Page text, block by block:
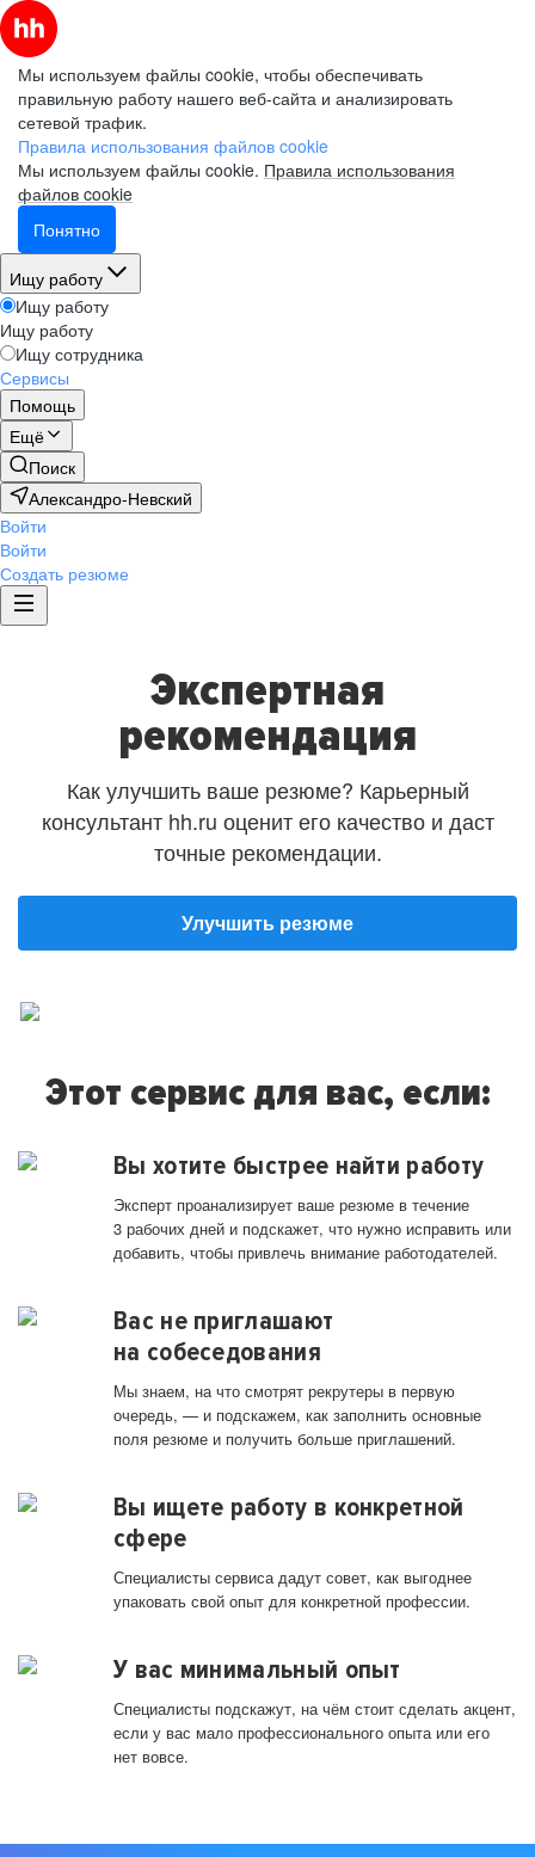
Мы используем файлы cookie, чтобы обеспечивать
правильную работу нашего веб-сайта и анализировать
сетевой трафик.
Правила использования файлов cookie
Мы используем файлы cookie. Правила использования
файлов cookie
Понятно
Ищу работу
Ищу работу
Ищу работу
Ищу сотрудника
Сервисы
Помощь
Ещё
Поиск
Александро-Невский
Войти
Войти
Создать резюме
Экспертная
рекомендация
Как улучшить ваше резюме? Карьерный
консультант hh.ru оценит его качество и даст
точные рекомендации.
Улучшить резюме
Этот сервис для вас, если:
Вы хотите быстрее найти работу
Эксперт проанализирует ваше резюме в течение
3 рабочих дней и подскажет, что нужно исправить или
добавить, чтобы привлечь внимание работодателей.
Вас не приглашают
на собеседования
Мы знаем, на что смотрят рекрутеры в первую
очередь, — и подскажем, как заполнить основные
поля резюме и получить больше приглашений.
Вы ищете работу в конкретной
сфере
Специалисты сервиса дадут совет, как выгоднее
упаковать свой опыт для конкретной профессии.
У вас минимальный опыт
Специалисты подскажут, на чём стоит сделать акцент,
если у вас мало профессионального опыта или его
нет вовсе.